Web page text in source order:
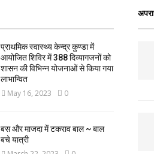
प्राथमिक स्वास्थ्य केन्द्र कुण्डा में
आयोजित शिविर में 388 दिव्यागजनों को
शासन की विभिन्न योजनाओं से किया गया
लाभान्वित
May 16, 2023 0
बस और माजदा में टकराव बाल ~ बाल
बचे यात्री